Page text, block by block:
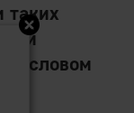
таких